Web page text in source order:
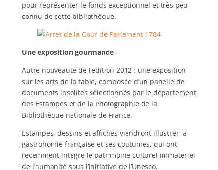
pour représenter le fonds exceptionnel et très peu
connu de cette bibliothèque.
Une exposition gourmande
Autre nouveauté de l’édition 2012 : une exposition
sur les arts de la table, composée d’un panelle de
documents insolites sélectionnés par le département
des Estampes et de la Photographie de la
Bibliothèque nationale de France.
Estampes, dessins et affiches viendront illustrer la
gastronomie française et ses coutumes, qui ont
récemment intégré le patrimoine culturel immatériel
de l’humanité sous l’initiative de l’Unesco.